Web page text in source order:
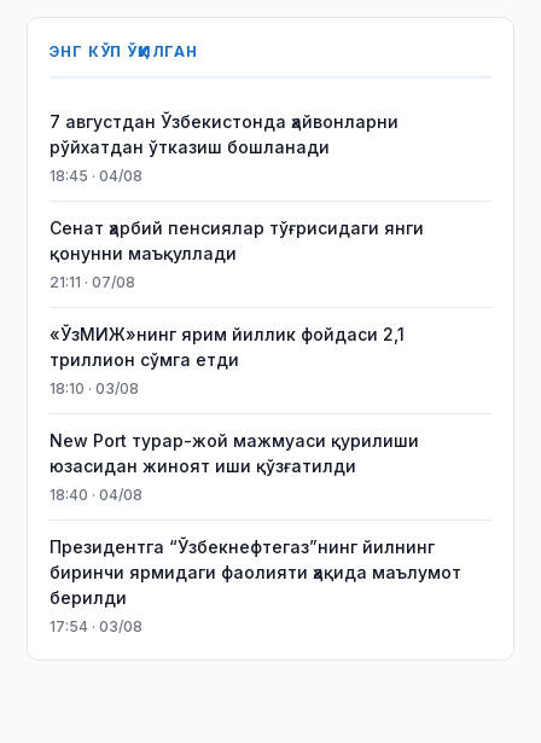
ЭНГ КЎП ЎҚИЛГАН
7 августдан Ўзбекистонда ҳайвонларни
рўйхатдан ўтказиш бошланади
18:45 · 04/08
Сенат ҳарбий пенсиялар тўғрисидаги янги
қонунни маъқуллади
21:11 · 07/08
«ЎзМИЖ»нинг ярим йиллик фойдаси 2,1
триллион сўмга етди
18:10 · 03/08
New Port турар-жой мажмуаси қурилиши
юзасидан жиноят иши қўзғатилди
18:40 · 04/08
Президентга “Ўзбекнефтегаз”нинг йилнинг
биринчи ярмидаги фаолияти ҳақида маълумот
берилди
17:54 · 03/08